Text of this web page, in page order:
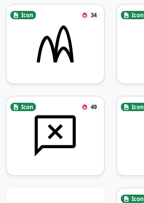
Icon 34 Icon
Icon 49 Icon
Icon